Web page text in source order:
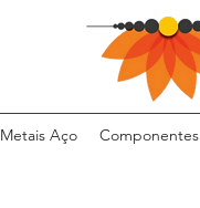
Metais Aço Componentes